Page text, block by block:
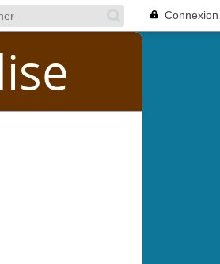
Connexion